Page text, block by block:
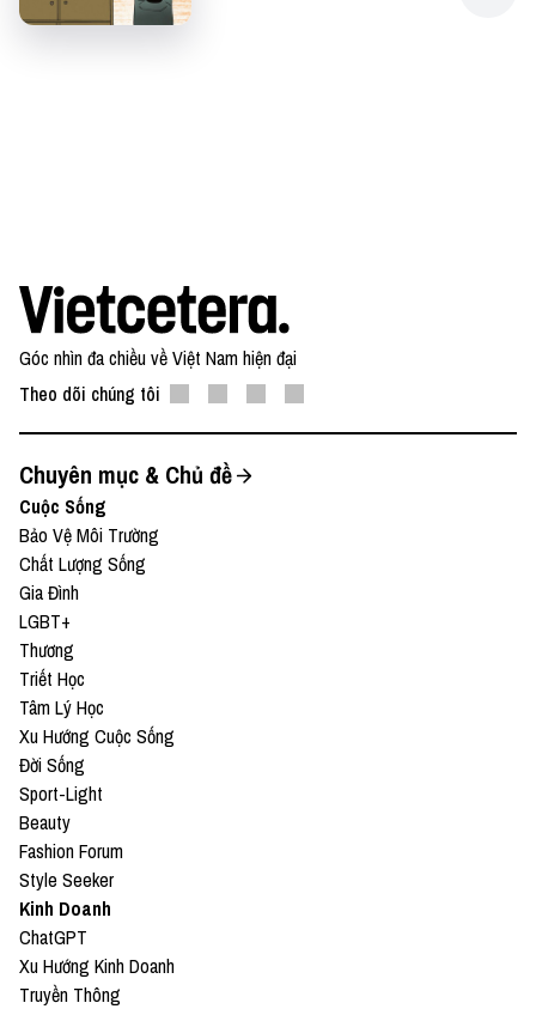
Góc nhìn đa chiều về Việt Nam hiện đại
Theo dõi chúng tôi
Chuyên mục & Chủ đề
Cuộc Sống
Bảo Vệ Môi Trường
Chất Lượng Sống
Gia Đình
LGBT+
Thương
Triết Học
Tâm Lý Học
Xu Hướng Cuộc Sống
Đời Sống
Sport-Light
Beauty
Fashion Forum
Style Seeker
Kinh Doanh
ChatGPT
Xu Hướng Kinh Doanh
Truyền Thông